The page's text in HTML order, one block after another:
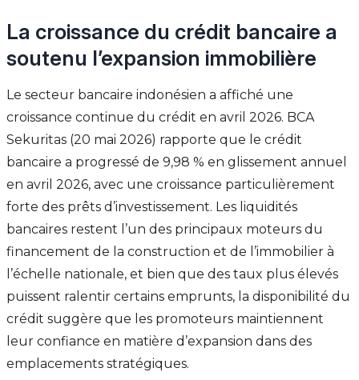
La croissance du crédit bancaire a
soutenu l’expansion immobilière
Le secteur bancaire indonésien a affiché une
croissance continue du crédit en avril 2026. BCA
Sekuritas (20 mai 2026) rapporte que le crédit
bancaire a progressé de 9,98 % en glissement annuel
en avril 2026, avec une croissance particulièrement
forte des prêts d’investissement. Les liquidités
bancaires restent l’un des principaux moteurs du
financement de la construction et de l’immobilier à
l’échelle nationale, et bien que des taux plus élevés
puissent ralentir certains emprunts, la disponibilité du
crédit suggère que les promoteurs maintiennent
leur confiance en matière d’expansion dans des
emplacements stratégiques.